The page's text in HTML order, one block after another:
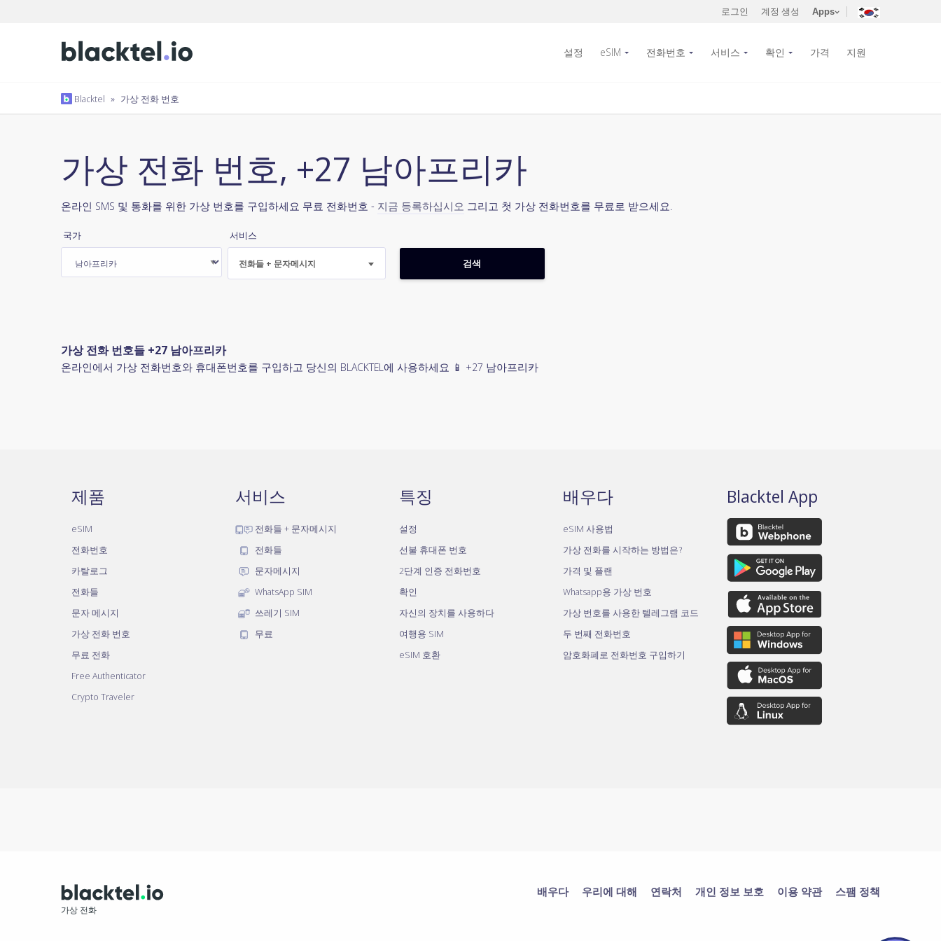
로그인 계정 생성 Apps
설정 eSIM 전화번호 서비스 확인 가격 지원
Blacktel » 가상 전화 번호
가상 전화 번호, +27 남아프리카
온라인 SMS 및 통화를 위한 가상 번호를 구입하세요 무료 전화번호 - 지금 등록하십시오 그리고 첫 가상 전화번호를 무료로 받으세요.
국가 서비스
전화들 + 문자메시지
가상 전화 번호들 +27 남아프리카
온라인에서 가상 전화번호와 휴대폰번호를 구입하고 당신의 BLACKTEL에 사용하세요 📱 +27 남아프리카
제품
eSIM
전화번호
카탈로그
전화들
문자 메시지
가상 전화 번호
무료 전화
Free Authenticator
Crypto Traveler
서비스
전화들 + 문자메시지
전화들
문자메시지
WhatsApp SIM
쓰레기 SIM
무료
특징
설정
선불 휴대폰 번호
2단계 인증 전화번호
확인
자신의 장치를 사용하다
여행용 SIM
eSIM 호환
배우다
eSIM 사용법
가상 전화를 시작하는 방법은?
가격 및 플랜
Whatsapp용 가상 번호
가상 번호를 사용한 텔레그램 코드
두 번째 전화번호
암호화폐로 전화번호 구입하기
Blacktel App
가상 전화
배우다 우리에 대해 연락처 개인 정보 보호 이용 약관 스팸 정책